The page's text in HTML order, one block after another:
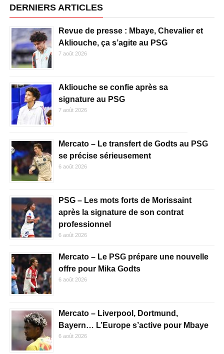
DERNIERS ARTICLES
Revue de presse : Mbaye, Chevalier et
Akliouche, ça s’agite au PSG
7 août 2026
Akliouche se confie après sa
signature au PSG
7 août 2026
Mercato – Le transfert de Godts au PSG
se précise sérieusement
6 août 2026
PSG – Les mots forts de Morissaint
après la signature de son contrat
professionnel
6 août 2026
Mercato – Le PSG prépare une nouvelle
offre pour Mika Godts
6 août 2026
Mercato – Liverpool, Dortmund,
Bayern… L’Europe s’active pour Mbaye
6 août 2026